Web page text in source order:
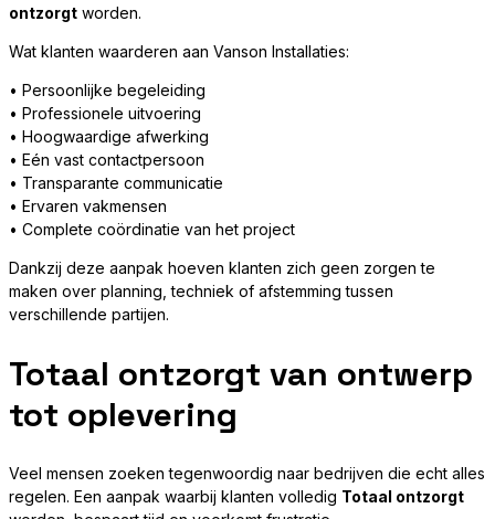
ontzorgt worden.
Wat klanten waarderen aan Vanson Installaties:
• Persoonlijke begeleiding
• Professionele uitvoering
• Hoogwaardige afwerking
• Eén vast contactpersoon
• Transparante communicatie
• Ervaren vakmensen
• Complete coördinatie van het project
Dankzij deze aanpak hoeven klanten zich geen zorgen te
maken over planning, techniek of afstemming tussen
verschillende partijen.
Totaal ontzorgt van ontwerp
tot oplevering
Veel mensen zoeken tegenwoordig naar bedrijven die echt alles
regelen. Een aanpak waarbij klanten volledig Totaal ontzorgt